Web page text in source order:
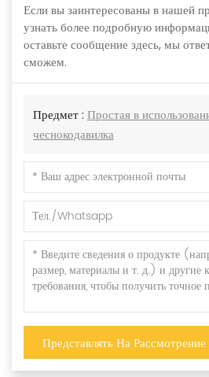
Если вы заинтересованы в нашей
узнать более подробную
оставьте сообщение здесь, мы
сможем.
Предмет : Простая в
чеснокодавилка
Представлять На Рассмотрение